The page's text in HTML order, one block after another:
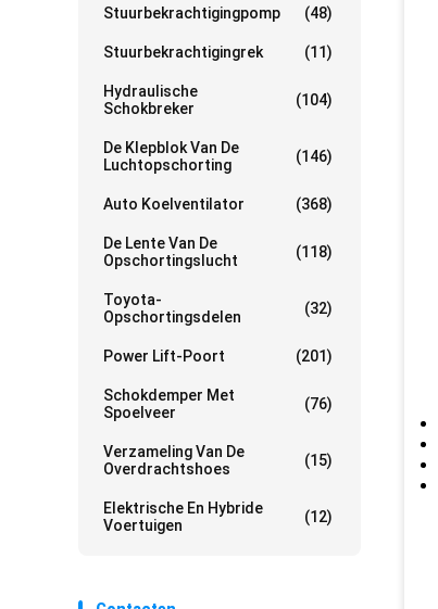
Stuurbekrachtigingpomp (48)
Stuurbekrachtigingrek (11)
Hydraulische
Schokbreker
(104)
De Klepblok Van De
Luchtopschorting
(146)
Auto Koelventilator (368)
De Lente Van De
Opschortingslucht
(118)
Toyota-
Opschortingsdelen
(32)
Power Lift-Poort (201)
Schokdemper Met
Spoelveer
(76)
Verzameling Van De
Overdrachtshoes
(15)
Elektrische En Hybride
Voertuigen
(12)